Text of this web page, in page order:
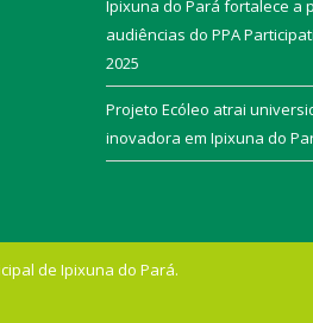
Ipixuna do Pará fortalece a
audiências do PPA
2025
Projeto Ecóleo atrai
inovadora em Ipixuna do
de Ipixuna do Pará.